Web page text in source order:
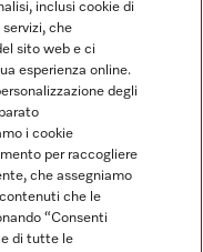
OPZIONE 10 E TASSO
inclusi cookie di
che
sito web e ci
esperienza online.
degli
i cookie
per raccogliere
che assegniamo
che le
“Consenti
di tutte le